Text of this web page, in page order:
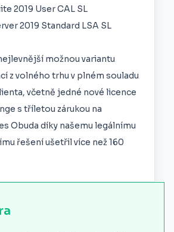
2019 User CAL SL
2019 Standard LSA SL
možnou variantu
z volného trhu v plném souladu
včetně jedné nové licence
s tříletou zárukou na
Obuda díky našemu legálnímu
řešení ušetřil více než 160